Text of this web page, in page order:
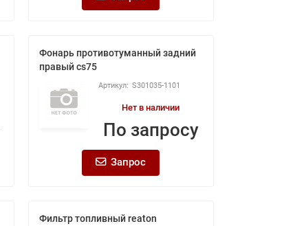
Фонарь противотуманный задний
правый cs75
S301035-1101
Нет в наличии
По запросу
Запрос
Фильтр топливный reaton